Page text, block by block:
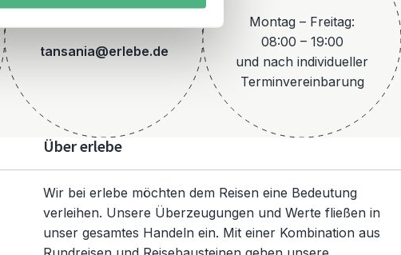
E-Mail
tansania@erlebe.de
Montag – Freitag:
08:00 – 19:00
und nach individueller
Terminvereinbarung
Über erlebe
Wir bei erlebe möchten dem Reisen eine Bedeutung
verleihen. Unsere Überzeugungen und Werte fließen in
unser gesamtes Handeln ein. Mit einer Kombination aus